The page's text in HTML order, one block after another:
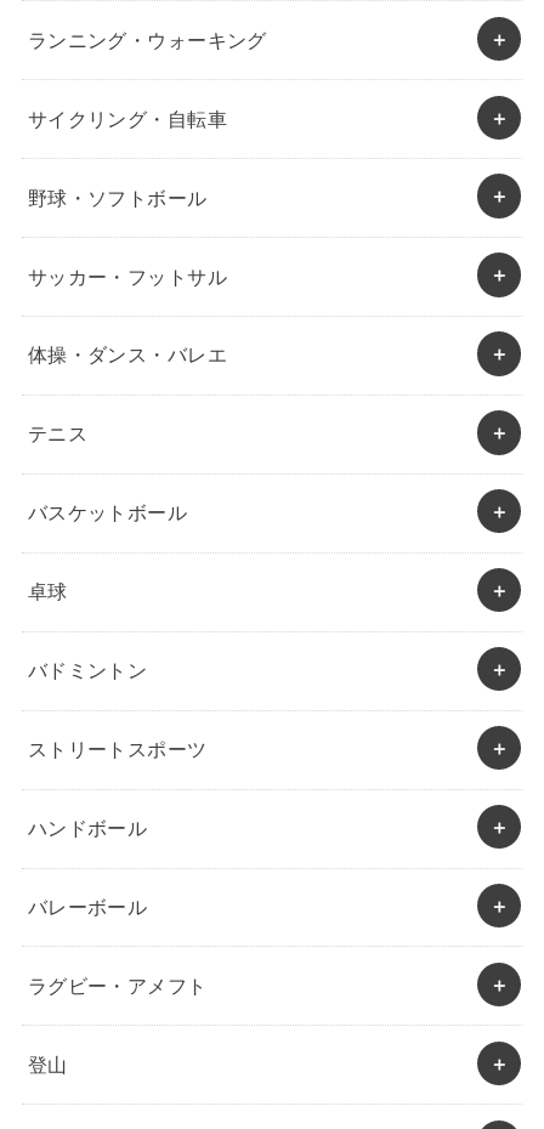
ランニング・ウォーキング
サイクリング・自転車
野球・ソフトボール
サッカー・フットサル
体操・ダンス・バレエ
テニス
バスケットボール
卓球
バドミントン
ストリートスポーツ
ハンドボール
バレーボール
ラグビー・アメフト
登山